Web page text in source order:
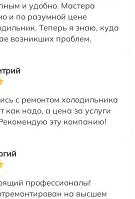
и удобно. Мастера
и по разумной цене
Теперь я знаю, куда
возникших проблем.
с ремонтом холодильника
как надо, а цена за услуги
эту компанию!
профессионалы!
на высшем